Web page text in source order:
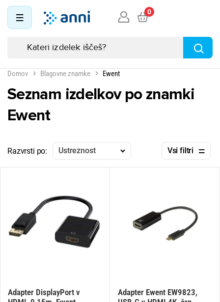
0
Domov Blagovne znamke Ewent
Seznam izdelkov po znamki
Ewent
Razvrsti po: Ustreznost Vsi filtri
Adapter DisplayPort v
Adapter Ewent EW9823,